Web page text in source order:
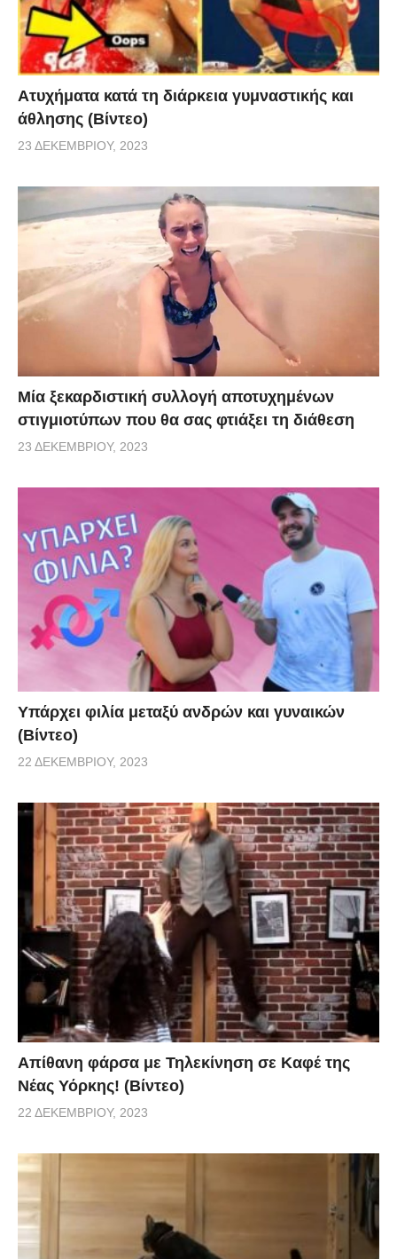
Aτυχήματα κατά τη διάρκεια γυμναστικής και
άθλησης (Βίντεο)
23 ΔΕΚΕΜΒΡΊΟΥ, 2023
Μία ξεκαρδιστική συλλογή αποτυχημένων
στιγμιοτύπων που θα σας φτιάξει τη διάθεση
23 ΔΕΚΕΜΒΡΊΟΥ, 2023
Υπάρχει φιλία μεταξύ ανδρών και γυναικών
(Βίντεο)
22 ΔΕΚΕΜΒΡΊΟΥ, 2023
Απίθανη φάρσα με Τηλεκίνηση σε Καφέ της
Νέας Υόρκης! (Βίντεο)
22 ΔΕΚΕΜΒΡΊΟΥ, 2023